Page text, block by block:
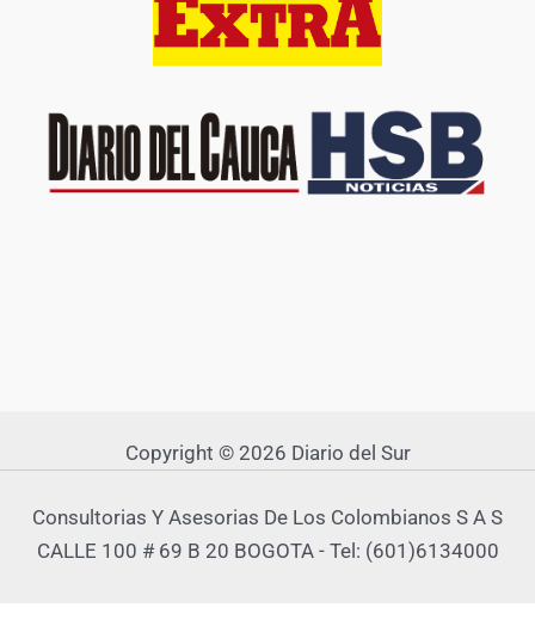
Copyright © 2026 Diario del Sur
Consultorias Y Asesorias De Los Colombianos S A S
CALLE 100 # 69 B 20 BOGOTA - Tel: (601)6134000